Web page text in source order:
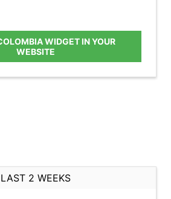
WIDGET IN YOUR
WEBSITE
LAST 2 WEEKS